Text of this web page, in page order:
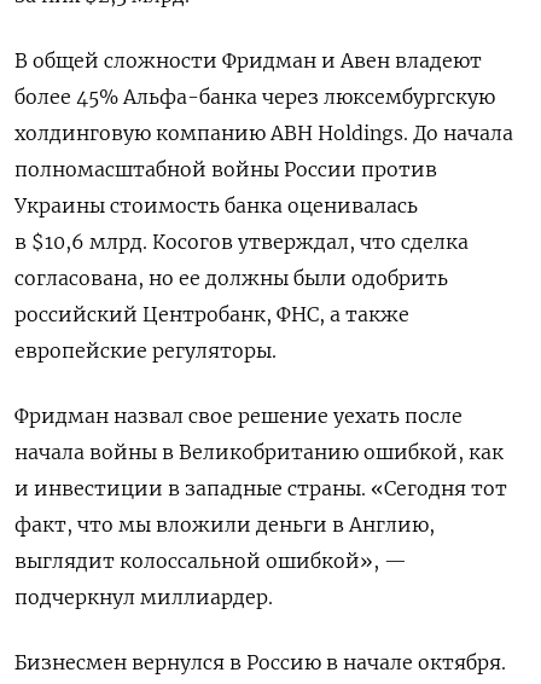
В общей сложности Фридман и Авен владеют
более 45% Альфа-банка через люксембургскую
холдинговую компанию ABH Holdings. До начала
полномасштабной войны России против
Украины стоимость банка оценивалась
в $10,6 млрд. Косогов утверждал, что сделка
согласована, но ее должны были одобрить
российский Центробанк, ФНС, а также
европейские регуляторы.
Фридман назвал свое решение уехать после
начала войны в Великобританию ошибкой, как
и инвестиции в западные страны. «Сегодня тот
факт, что мы вложили деньги в Англию,
выглядит колоссальной ошибкой», —
подчеркнул миллиардер.
Бизнесмен вернулся в Россию в начале октября.